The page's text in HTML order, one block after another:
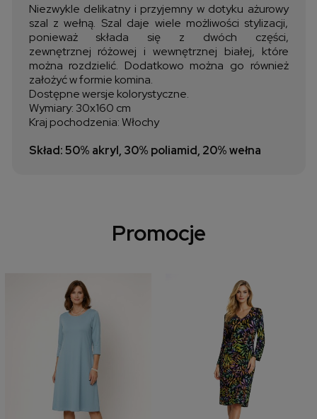
Niezwykle delikatny i przyjemny w dotyku ażurowy
szal z wełną. Szal daje wiele możliwości stylizacji,
ponieważ składa się z dwóch części,
zewnętrznej różowej i wewnętrznej białej, które
można rozdzielić. Dodatkowo można go również
założyć w formie komina.
Dostępne wersje kolorystyczne.
Wymiary: 30x160 cm
Kraj pochodzenia: Włochy
Skład: 50% akryl, 30% poliamid, 20% wełna
Promocje